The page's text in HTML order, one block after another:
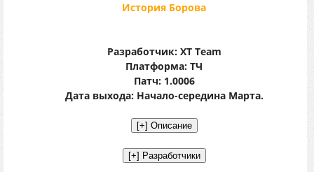
История Борова
Разработчик: XT Team
Платформа: ТЧ
Патч: 1.0006
Дата выхода: Начало-середина Марта.